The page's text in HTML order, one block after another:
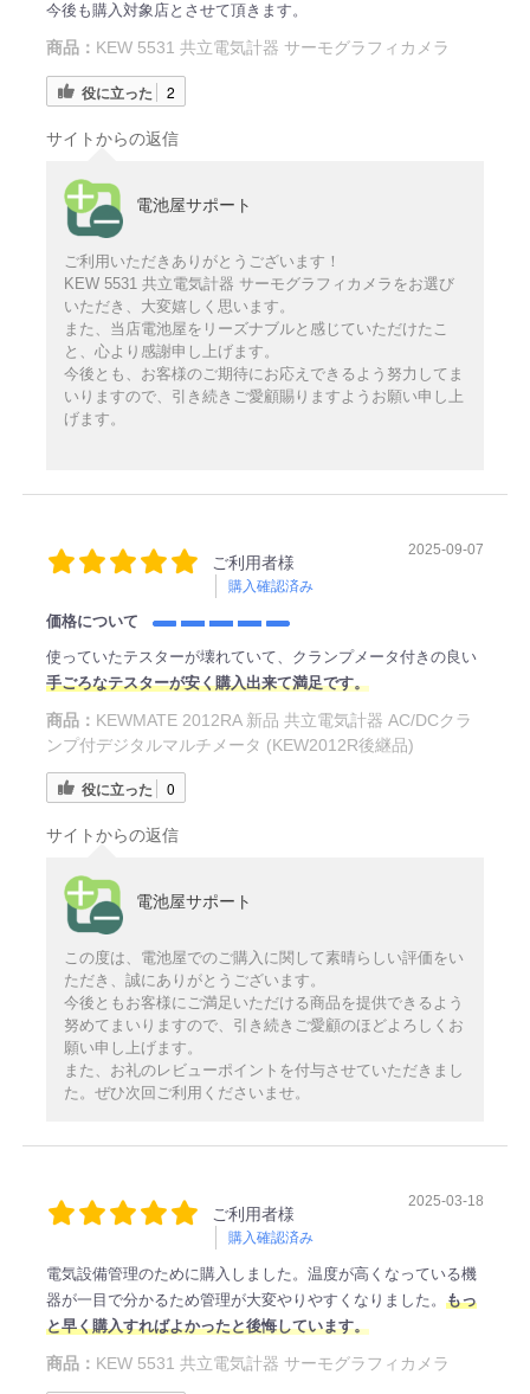
今後も購入対象店とさせて頂きます。
商品： KEW 5531 共立電気計器 サーモグラフィカメラ
役に立った 2
サイトからの返信
電池屋サポート
ご利用いただきありがとうございます！
KEW 5531 共立電気計器 サーモグラフィカメラをお選び
いただき、大変嬉しく思います。
また、当店電池屋をリーズナブルと感じていただけたこ
と、心より感謝申し上げます。
今後とも、お客様のご期待にお応えできるよう努力してま
いりますので、引き続きご愛顧賜りますようお願い申し上
げます。
ご利用者様
購入確認済み
2025-09-07
価格について
使っていたテスターが壊れていて、クランプメータ付きの良い
手ごろなテスターが安く購入出来て満足です。
商品： KEWMATE 2012RA 新品 共立電気計器 AC/DCクラ
ンプ付デジタルマルチメータ (KEW2012R後継品)
役に立った 0
サイトからの返信
電池屋サポート
この度は、電池屋でのご購入に関して素晴らしい評価をい
ただき、誠にありがとうございます。
今後ともお客様にご満足いただける商品を提供できるよう
努めてまいりますので、引き続きご愛顧のほどよろしくお
願い申し上げます。
また、お礼のレビューポイントを付与させていただきまし
た。ぜひ次回ご利用くださいませ。
ご利用者様
購入確認済み
2025-03-18
電気設備管理のために購入しました。温度が高くなっている機
器が一目で分かるため管理が大変やりやすくなりました。 もっ
と早く購入すればよかったと後悔しています。
商品： KEW 5531 共立電気計器 サーモグラフィカメラ